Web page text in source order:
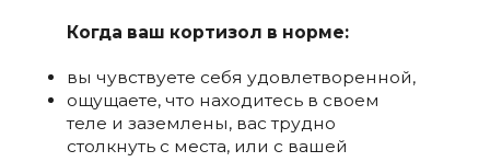
Когда ваш кортизол в норме:
вы чувствуете себя удовлетворенной,
ощущаете, что находитесь в своем
теле и заземлены, вас трудно
столкнуть с места, или с вашей